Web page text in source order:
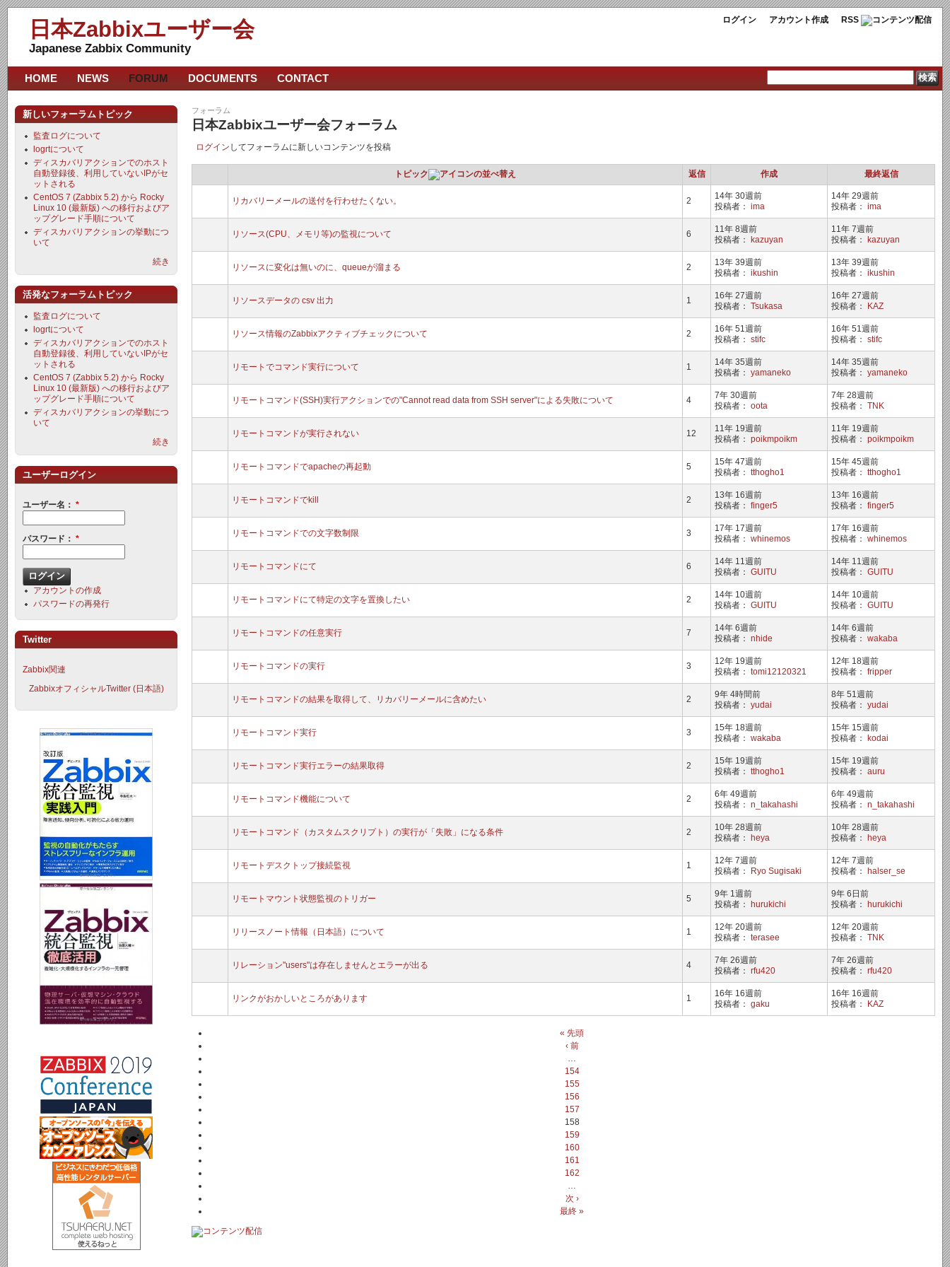
ログイン アカウント作成 RSS
日本Zabbixユーザー会
Japanese Zabbix Community
フォーラム
日本Zabbixユーザー会フォーラム
ログイン してフォーラムに新しいコンテンツを投稿
トピック 返信 作成 最終返信
リカバリーメールの送付を行わせたくない。 2
14年 30週前
投稿者： ima
14年 29週前
投稿者： ima
リソース(CPU、メモリ等)の監視について 6
11年 8週前
投稿者：
kazuyan
11年 7週前
投稿者：
kazuyan
リソースに変化は無いのに、queueが溜まる 2
13年 39週前
投稿者： ikushin
13年 39週前
投稿者： ikushin
リソースデータの csv 出力 1
16年 27週前
投稿者： Tsukasa
16年 27週前
投稿者：
KAZ
リソース情報のZabbixアクティブチェックについて 2
16年 51週前
投稿者： stifc
16年 51週前
投稿者： stifc
リモートでコマンド実行について 1
14年 35週前
投稿者： yamaneko
14年 35週前
投稿者： yamaneko
リモートコマンド(SSH)実行アクションでの"Cannot read data from SSH server"による失敗について 4
7年 30週前
投稿者： oota
7年 28週前
投稿者： TNK
リモートコマンドが実行されない 12
11年 19週前
投稿者： poikmpoikm
11年 19週前
投稿者： poikmpoikm
リモートコマンドでapacheの再起動 5
15年 47週前
投稿者： tthogho1
15年 45週前
投稿者： tthogho1
リモートコマンドでkill 2
13年 16週前
投稿者： finger5
13年 16週前
投稿者： finger5
リモートコマンドでの文字数制限 3
17年 17週前
投稿者： whinemos
17年 16週前
投稿者： whinemos
リモートコマンドにて 6
14年 11週前
投稿者： GUITU
14年 11週前
投稿者： GUITU
リモートコマンドにて特定の文字を置換したい 2
14年 10週前
投稿者： GUITU
14年 10週前
投稿者： GUITU
リモートコマンドの任意実行 7
14年 6週前
投稿者： nhide
14年 6週前
投稿者： wakaba
リモートコマンドの実行 3
12年 19週前
投稿者： tomi12120321
12年 18週前
投稿者： fripper
リモートコマンドの結果を取得して、リカバリーメールに含めたい 2
9年 4時間前
投稿者： yudai
8年 51週前
投稿者： yudai
リモートコマンド実行 3
15年 18週前
投稿者： wakaba
15年 15週前
投稿者：
kodai
リモートコマンド実行エラーの結果取得 2
15年 19週前
投稿者： tthogho1
15年 19週前
投稿者： auru
リモートコマンド機能について 2
6年 49週前
投稿者： n_takahashi
6年 49週前
投稿者： n_takahashi
リモートコマンド（カスタムスクリプト）の実行が「失敗」になる条件 2
10年 28週前
投稿者：
heya
10年 28週前
投稿者：
heya
リモートデスクトップ接続監視 1
12年 7週前
投稿者：
Ryo Sugisaki
12年 7週前
投稿者：
halser_se
リモートマウント状態監視のトリガー 5
9年 1週前
投稿者：
hurukichi
9年 6日前
投稿者：
hurukichi
リリースノート情報（日本語）について 1
12年 20週前
投稿者： terasee
12年 20週前
投稿者： TNK
リレーション"users"は存在しませんとエラーが出る 4
7年 26週前
投稿者： rfu420
7年 26週前
投稿者： rfu420
リンクがおかしいところがあります 1
16年 16週前
投稿者： gaku
16年 16週前
投稿者：
KAZ
« 先頭
‹ 前
…
154
155
156
157
158
159
160
161
162
…
次 ›
最終 »
HOME NEWS FORUM DOCUMENTS CONTACT
新しいフォーラムトピック
監査ログについて
logrtについて
ディスカバリアクションでのホスト
自動登録後、利用していないIPがセ
ットされる
CentOS 7 (Zabbix 5.2) から Rocky
Linux 10 (最新版) への移行およびア
ップグレード手順について
ディスカバリアクションの挙動につ
いて
続き
活発なフォーラムトピック
監査ログについて
logrtについて
ディスカバリアクションでのホスト
自動登録後、利用していないIPがセ
ットされる
CentOS 7 (Zabbix 5.2) から Rocky
Linux 10 (最新版) への移行およびア
ップグレード手順について
ディスカバリアクションの挙動につ
いて
続き
ユーザーログイン
ユーザー名： *
パスワード： *
アカウントの作成
パスワードの再発行
Twitter
Zabbix関連
ZabbixオフィシャルTwitter (日本語)